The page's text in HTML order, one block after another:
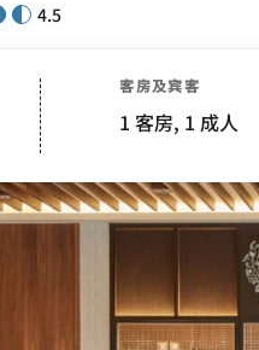
4.5
客房及宾客
1 客房, 1 成人